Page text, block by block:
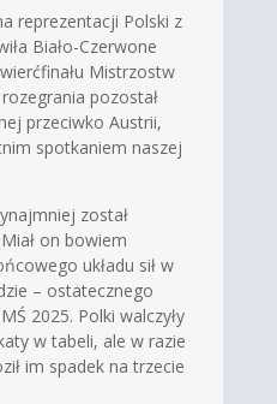
reprezentacji Polski z
Biało-Czerwone
Mistrzostw
pozostał
przeciwko Austrii,
spotkaniem naszej
został
on bowiem
układu sił w
– ostatecznego
2025. Polki walczyły
w tabeli, ale w razie
im spadek na trzecie